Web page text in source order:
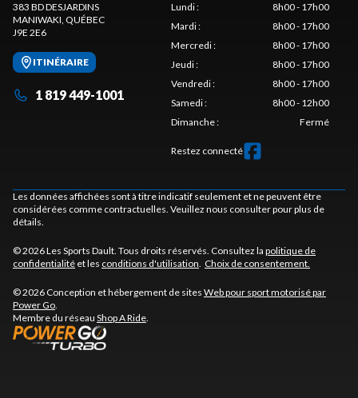
383 BD DESJARDINS
MANIWAKI, QUÉBEC
J9E 2E6
ITINÉRAIRE
1 819 449-1001
Lundi:
8h00 - 17h00
Mardi:
8h00 - 17h00
Mercredi:
8h00 - 17h00
Jeudi:
8h00 - 17h00
Vendredi:
8h00 - 17h00
Samedi:
8h00 - 12h00
Dimanche: Fermé
Restez connecté
Les données affichées sont à titre indicatif seulement et ne peuvent être
considérées comme contractuelles. Veuillez nous consulter pour plus de
détails.
© 2026 Les Sports Dault. Tous droits réservés. Consultez la politique de
confidentialité et les conditions d'utilisation. Choix de consentement.
© 2026 Conception et hébergement de sites Web pour sport motorisé par
Power Go.
Membre du réseau Shop A Ride.